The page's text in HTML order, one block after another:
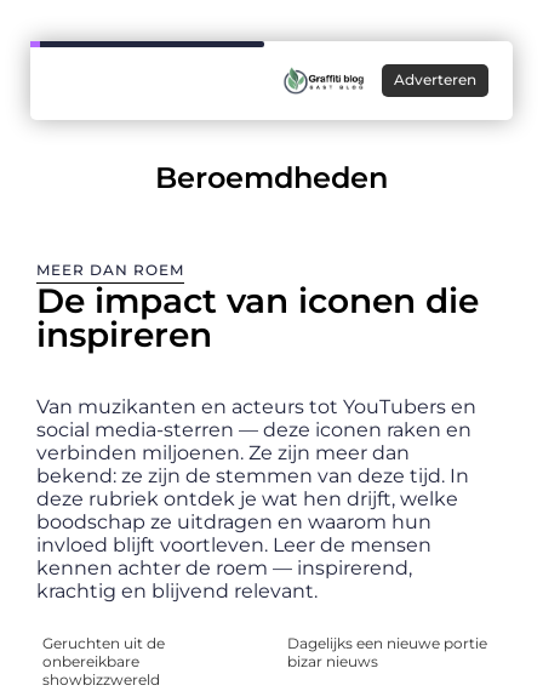
Adverteren
Beroemdheden
MEER DAN ROEM
De impact van iconen die
inspireren
Van muzikanten en acteurs tot YouTubers en
social media-sterren — deze iconen raken en
verbinden miljoenen. Ze zijn meer dan
bekend: ze zijn de stemmen van deze tijd. In
deze rubriek ontdek je wat hen drijft, welke
boodschap ze uitdragen en waarom hun
invloed blijft voortleven. Leer de mensen
kennen achter de roem — inspirerend,
krachtig en blijvend relevant.
Geruchten uit de
onbereikbare
showbizzwereld
Dagelijks een nieuwe portie
bizar nieuws